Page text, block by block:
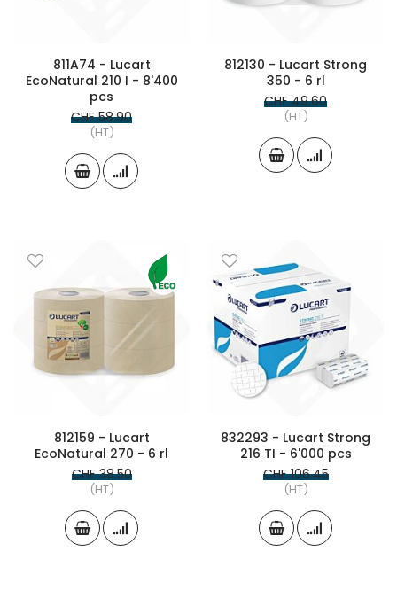
811A74 - Lucart
EcoNatural 210 I - 8'400
pcs
CHF 58.90
(HT)
812130 - Lucart Strong
350 - 6 rl
CHF 49.60
(HT)
812159 - Lucart
EcoNatural 270 - 6 rl
CHF 38.50
(HT)
832293 - Lucart Strong
216 TI - 6'000 pcs
CHF 106.45
(HT)